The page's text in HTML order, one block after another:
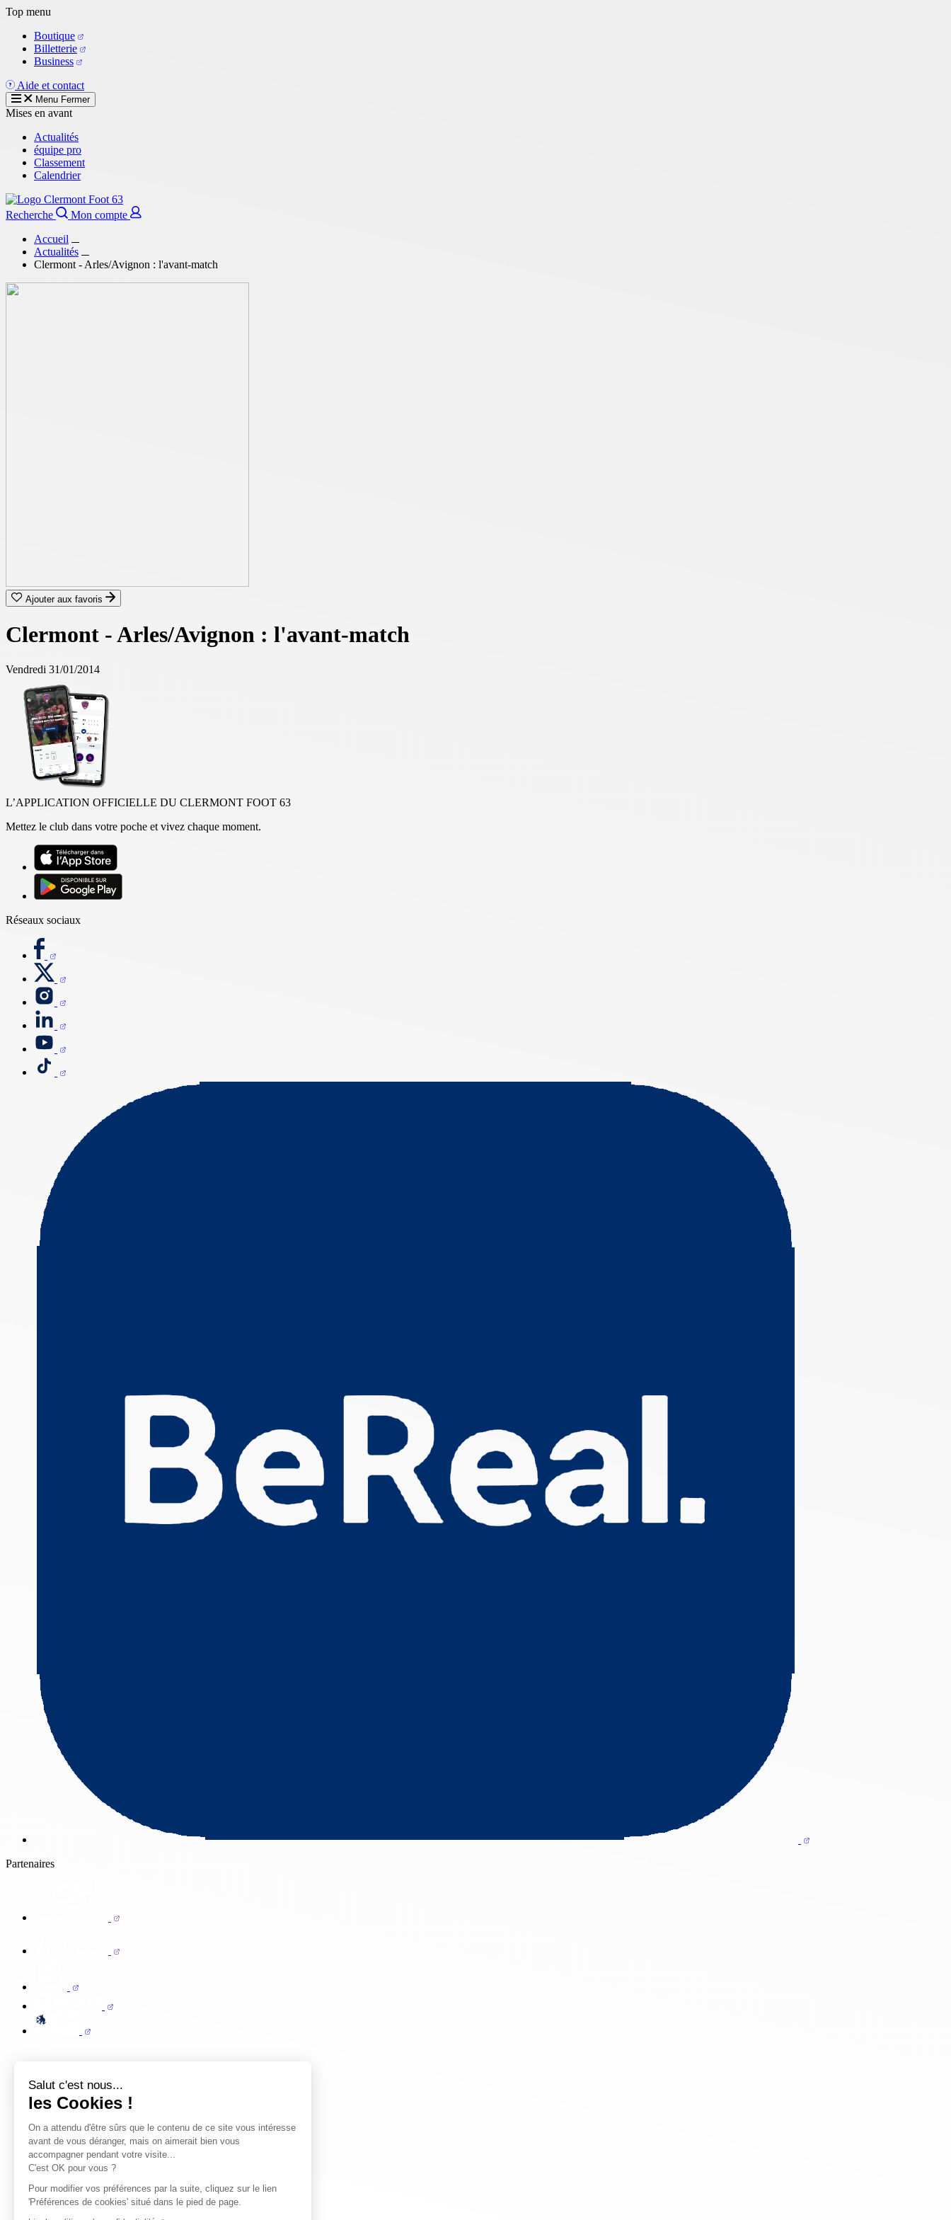
Salut c'est nous...
les Cookies !
On a attendu d'être sûrs que le contenu de ce site vous intéresse
avant de vous déranger, mais on aimerait bien vous
accompagner pendant votre visite...
C'est OK pour vous ?
Pour modifier vos préférences par la suite, cliquez sur le lien
'Préférences de cookies' situé dans le pied de page.
Aller
contenu
principal
Top menu
Boutique
Billetterie
Business
Aide et contact
Menu Fermer
Mises en avant
Actualités
équipe pro
Classement
Calendrier
Recherche
Mon compte
Accueil
Actualités
Clermont - Arles/Avignon : l'avant-match
Ajouter aux favoris
Clermont - Arles/Avignon : l'avant-match
Vendredi 31/01/2014
L’APPLICATION OFFICIELLE DU CLERMONT FOOT 63
Mettez le club dans votre poche et vivez chaque moment.
Réseaux sociaux
Partenaires